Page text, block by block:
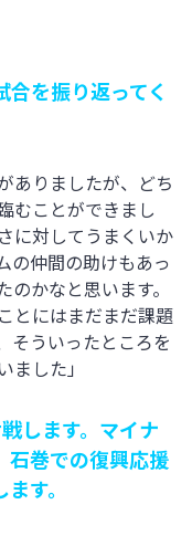
を振り返ってく
ありましたが、どち
むことができまし
に対してうまくいか
の仲間の助けもあっ
かなと思います。
とにはまだまだ課題
そういったところを
した」
します。マイナ
石巻での復興応援
す。